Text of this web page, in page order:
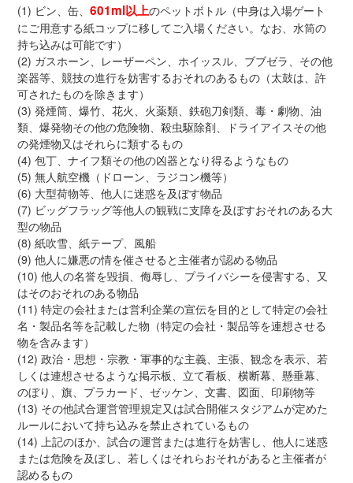
(1) ビン、缶、601ml以上のペットボトル（中身は入場ゲート
にご用意する紙コップに移してご入場ください。なお、水筒の
持ち込みは可能です）
(2) ガスホーン、レーザーペン、ホイッスル、ブブゼラ、その他
楽器等、競技の進行を妨害するおそれのあるもの（太鼓は、許
可されたものを除きます）
(3) 発煙筒、爆竹、花火、火薬類、鉄砲刀剣類、毒・劇物、油
類、爆発物その他の危険物、殺虫駆除剤、ドライアイスその他
の発煙物又はそれらに類するもの
(4) 包丁、ナイフ類その他の凶器となり得るようなもの
(5) 無人航空機（ドローン、ラジコン機等）
(6) 大型荷物等、他人に迷惑を及ぼす物品
(7) ビッグフラッグ等他人の観戦に支障を及ぼすおそれのある大
型の物品
(8) 紙吹雪、紙テープ、風船
(9) 他人に嫌悪の情を催させると主催者が認める物品
(10) 他人の名誉を毀損、侮辱し、プライバシーを侵害する、又
はそのおそれのある物品
(11) 特定の会社または営利企業の宣伝を目的として特定の会社
名・製品名等を記載した物（特定の会社・製品等を連想させる
物を含みます）
(12) 政治・思想・宗教・軍事的な主義、主張、観念を表示、若
しくは連想させるような掲示板、立て看板、横断幕、懸垂幕、
のぼり、旗、プラカード、ゼッケン、文書、図面、印刷物等
(13) その他試合運営管理規定又は試合開催スタジアムが定めた
ルールにおいて持ち込みを禁止されているもの
(14) 上記のほか、試合の運営または進行を妨害し、他人に迷惑
または危険を及ぼし、若しくはそれらおそれがあると主催者が
認めるもの